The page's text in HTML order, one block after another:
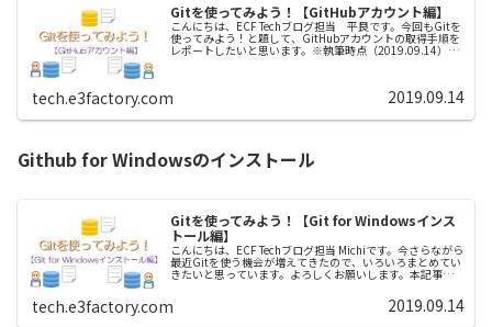
Gitを使ってみよう！【GitHubアカウント編】
こんにちは、ECF Techブログ担当 平良です。今回もGitを
使ってみよう！と題して、GitHubアカウントの取得手順を
レポートしたいと思います。※執筆時点（2019.09.14）の
内容です。本記事は下の記事の関連記事として準備したも
tech.e3factory.com 2019.09.14
Github for Windowsのインストール
Gitを使ってみよう！【Git for Windowsインス
トール編】
こんにちは、ECF Techブログ担当 Michiです。今さらながら
最近Gitを使う機会が増えてきたので、いろいろまとめてい
きたいと思っています。よろしくお願いします。本記事で
tech.e3factory.com 2019.09.14